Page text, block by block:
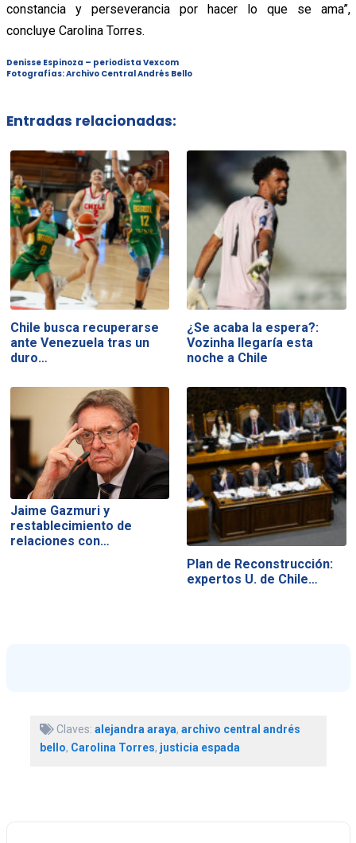
constancia y perseverancia por hacer lo que se ama”,
concluye Carolina Torres.
Denisse Espinoza – periodista Vexcom
Fotografías: Archivo Central Andrés Bello
Entradas relacionadas:
Chile busca recuperarse
ante Venezuela tras un
duro…
¿Se acaba la espera?:
Vozinha llegaría esta
noche a Chile
Jaime Gazmuri y
restablecimiento de
relaciones con…
Plan de Reconstrucción:
expertos U. de Chile…
Claves: alejandra araya, archivo central andrés
bello, Carolina Torres, justicia espada